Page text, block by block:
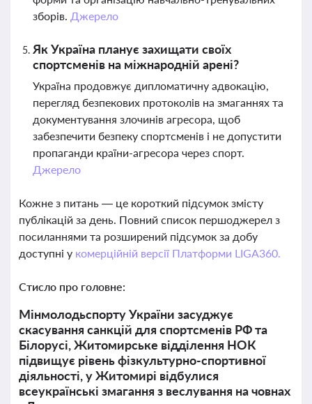
зборів. Джерело
Як Україна планує захищати своїх
спортсменів на міжнародній арені?
Україна продовжує дипломатичну адвокацію,
перегляд безпекових протоколів на змаганнях та
документування злочинів агресора, щоб
забезпечити безпеку спортсменів і не допустити
пропаганди країни-агресора через спорт.
Джерело
Кожне з питань — це короткий підсумок змісту
публікацій за день. Повний список першоджерел з
посиланнями та розширений підсумок за добу
доступні у комерційній версії Платформи LIGA360.
Стисло про головне:
Мінмолодьспорту України засуджує
скасування санкцій для спортсменів РФ та
Білорусі, Житомирське відділення НОК
підвищує рівень фізкультурно-спортивної
діяльності, у Житомирі відбулися
всеукраїнські змагання з веслування на човнах